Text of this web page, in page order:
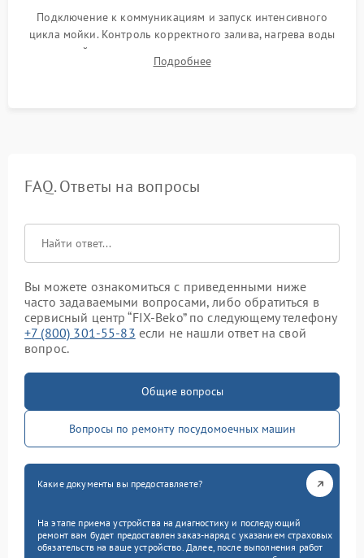
Подключение к коммуникациям и запуск интенсивного
цикла мойки. Контроль корректного залива, нагрева воды
до нужной температуры, отсутствия посторонних шумов,
штатного слива и абсолютной сухости в поддоне.
Подробнее
FAQ. Ответы на вопросы
Вы можете ознакомиться с приведенными ниже
часто задаваемыми вопросами, либо обратиться в
сервисный центр “FIX-Beko” по следующему телефону
+7 (800) 301-55-83 если не нашли ответ на свой
вопрос.
Общие вопросы
Вопросы по ремонту посудомоечных машин
Какие документы вы предоставляете?
На этапе приема устройства на диагностику и последующий
ремонт вам будет предоставлен заказ-наряд с указанием страховых
обязательств на ваше устройство. Далее, после выполнения работ